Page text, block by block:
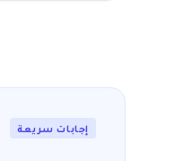
إجابات سريعة